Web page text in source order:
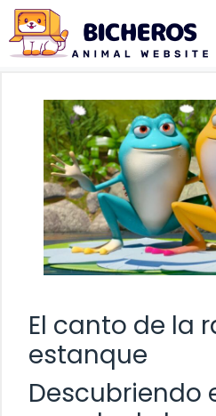
Saltar
al
contenido
El canto de la
estanque
Descubriendo